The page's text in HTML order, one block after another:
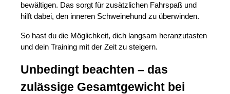
bewältigen. Das sorgt für zusätzlichen Fahrspaß und
hilft dabei, den inneren Schweinehund zu überwinden.
So hast du die Möglichkeit, dich langsam heranzutasten
und dein Training mit der Zeit zu steigern.
Unbedingt beachten – das
zulässige Gesamtgewicht bei